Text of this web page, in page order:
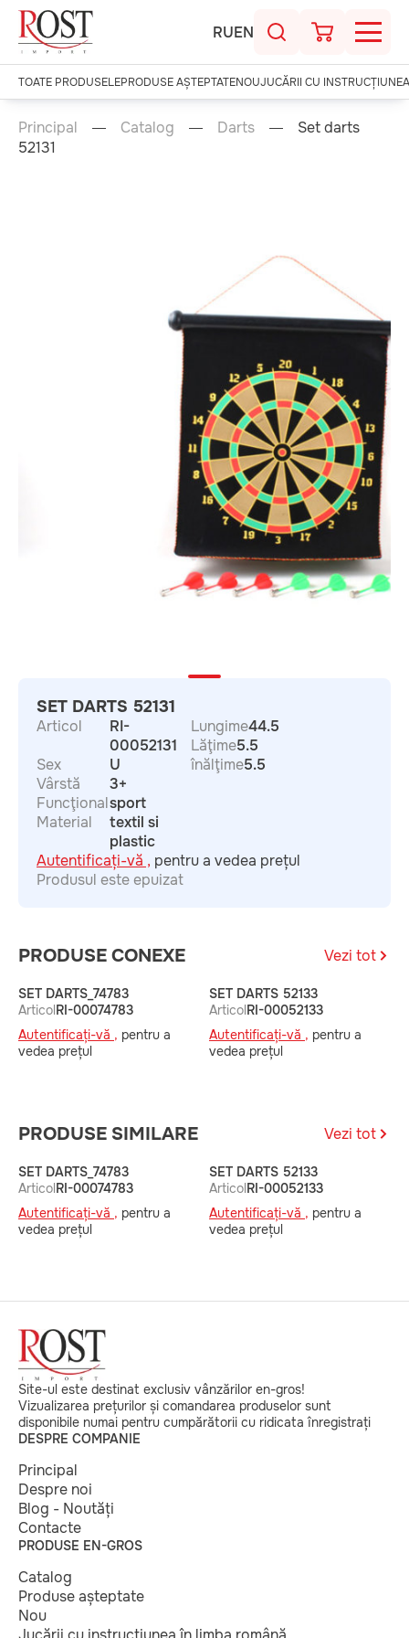
RUEN
TOATE PRODUSELEPRODUSE AȘTEPTATENOUJUCĂRII CU
Principal Catalog Darts
Set darts
52131
SET DARTS 52131
Articol
RI-
00052131
Sex
U
Vârstă
3+
Funcţionalsport
Material
textil si
plastic
Lungime44.5
Lăţime5.5
înălţime5.5
Autentificați-vă , pentru a vedea prețul
Produsul este epuizat
PRODUSE CONEXE Vezi tot
SET DARTS_74783
ArticolRI-00074783
Autentificați-vă , pentru a
vedea prețul
SET DARTS 52133
ArticolRI-00052133
Autentificați-vă , pentru a
vedea prețul
PRODUSE SIMILARE Vezi tot
SET DARTS_74783
ArticolRI-00074783
Autentificați-vă , pentru a
vedea prețul
SET DARTS 52133
ArticolRI-00052133
Autentificați-vă , pentru a
vedea prețul
Site-ul este destinat exclusiv vânzărilor en-gros!
Vizualizarea prețurilor și comandarea produselor sunt
disponibile numai pentru cumpărătorii cu ridicata înregistrați
DESPRE COMPANIE
Principal
Despre noi
Blog - Noutăți
Contacte
PRODUSE EN-GROS
Catalog
Produse așteptate
Nou